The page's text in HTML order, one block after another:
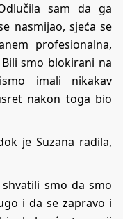
sam da ga
nasmijao, sjeća se
profesionalna,
smo blokirani na
imali nikakav
nakon toga bio
je Suzana radila,
smo da smo
i da se zapravo i